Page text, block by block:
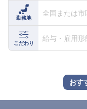
よくある質問
ホテル・宿泊業界
転職
採用をお
勤務地
全国または市
こだわり
給与・雇用形
おす